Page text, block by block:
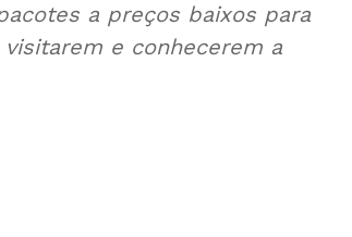
a preços baixos para
e conhecerem a